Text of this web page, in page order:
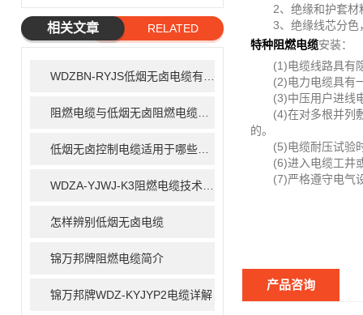
相关文章
RELATED
怎样辨别低烟无卤电缆
锦万邦牌阻燃电缆简介
锦万邦牌WDZ-KYJYP2电缆详解
2、绝缘和护套材料
3、绝缘线芯分色
特种阻燃电缆安装：
(1)电缆线路具有隐
(2)电力电缆具有一
(3)中压用户进线电
(4)在对多根并列敷
的。
(5)电缆耐压试验时
(6)进入电缆工井或
(7)严格遵守电气设
产品咨询